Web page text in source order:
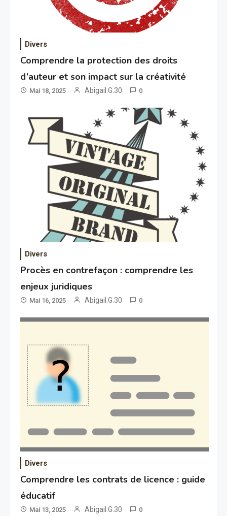
Divers
Comprendre la protection des droits
d’auteur et son impact sur la créativité
Mai 18, 2025 Abigail.G.30 0
Divers
Procès en contrefaçon : comprendre les
enjeux juridiques
Mai 16, 2025 Abigail.G.30 0
Divers
Comprendre les contrats de licence : guide
éducatif
Mai 13, 2025 Abigail.G.30 0